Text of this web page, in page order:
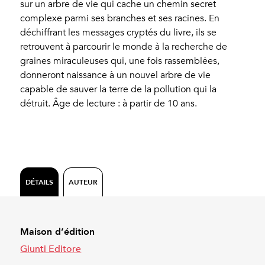
sur un arbre de vie qui cache un chemin secret
complexe parmi ses branches et ses racines. En
déchiffrant les messages cryptés du livre, ils se
retrouvent à parcourir le monde à la recherche de
graines miraculeuses qui, une fois rassemblées,
donneront naissance à un nouvel arbre de vie
capable de sauver la terre de la pollution qui la
détruit. Âge de lecture : à partir de 10 ans.
DÉTAILS AUTEUR
Maison d’édition
Giunti Editore